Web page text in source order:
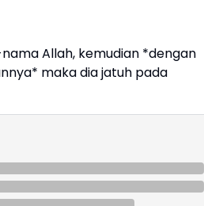
Allah, kemudian *dengan
maka dia jatuh pada